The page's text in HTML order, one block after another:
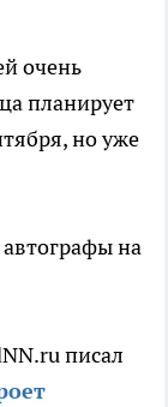
очень
планирует
но уже
на
писал